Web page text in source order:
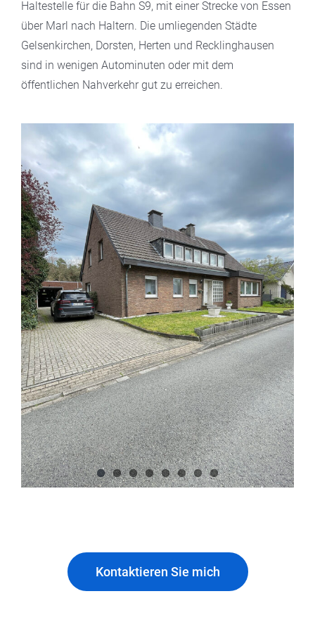
Haltestelle für die Bahn S9, mit einer Strecke von Essen
über Marl nach Haltern. Die umliegenden Städte
Gelsenkirchen, Dorsten, Herten und Recklinghausen
sind in wenigen Autominuten oder mit dem
öffentlichen Nahverkehr gut zu erreichen.
Kontaktieren Sie mich